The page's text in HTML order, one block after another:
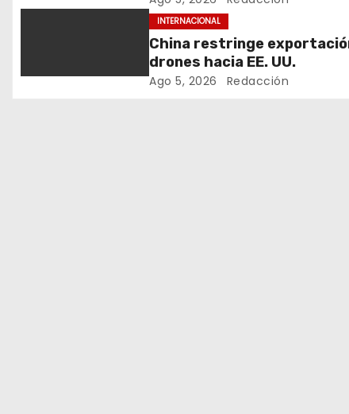
ó
INTERNACIONAL
China restringe
drones hacia EE. UU.
Ago 5, 2026 Redacción